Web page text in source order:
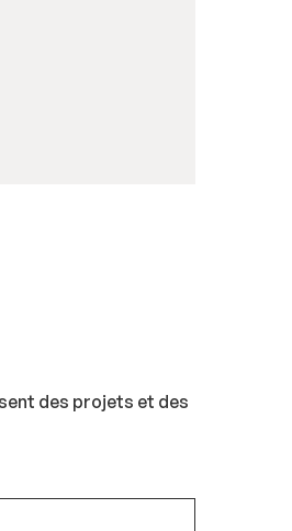
des projets et des